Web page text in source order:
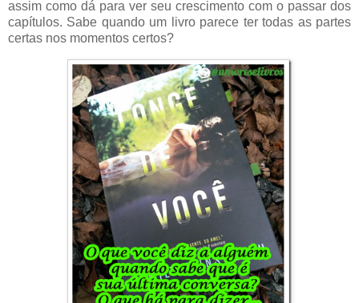
assim como dá para ver seu crescimento com o passar dos
capítulos. Sabe quando um livro parece ter todas as partes
certas nos momentos certos?